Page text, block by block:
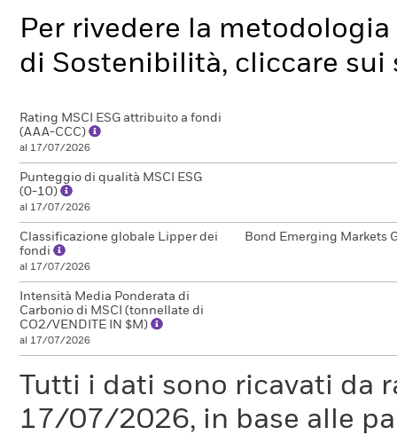
Per rivedere la
di Sostenibilità, cliccare
Rating MSCI ESG attribuito a fondi
(AAA-CCC)
al 17/07/2026
Punteggio di qualità MSCI ESG
(0-10)
al 17/07/2026
Classificazione globale Lipper dei
fondi
al 17/07/2026
Bond Emerging Markets
Intensità Media Ponderata di
Carbonio di MSCI (tonnellate di
CO2/VENDITE IN $M)
al 17/07/2026
Tutti i dati sono ricavati da
17/07/2026, in base alle